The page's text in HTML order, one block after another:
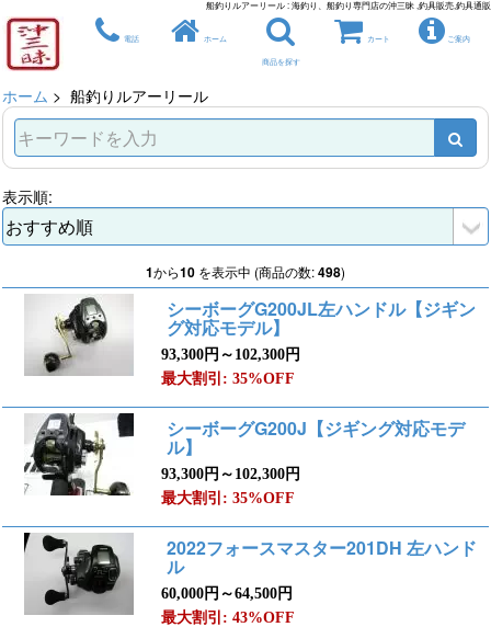
船釣りルアーリール : 海釣り、船釣り専門店の沖三昧 ,釣具販売,釣具通販
電話 ホーム
商品を探す
カート ご案内
ホーム > 船釣りルアーリール
表示順:
1から10 を表示中 (商品の数:498)
シーボーグG200JL左ハンドル【ジギン
グ対応モデル】
93,300円～102,300円
最大割引: 35%OFF
シーボーグG200J【ジギング対応モデ
ル】
93,300円～102,300円
最大割引: 35%OFF
2022フォースマスター201DH 左ハンド
ル
60,000円～64,500円
最大割引: 43%OFF